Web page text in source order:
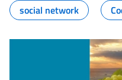
social network